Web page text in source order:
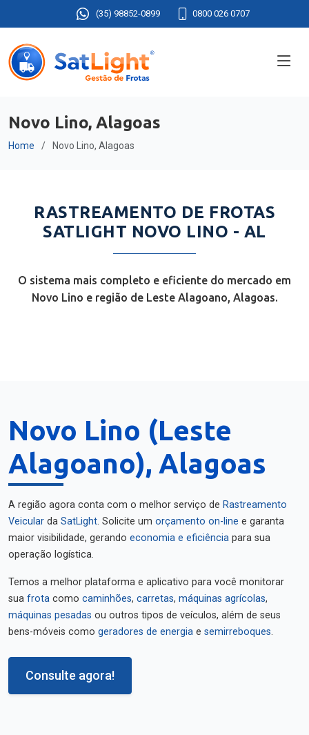
(35) 98852-0899 0800 026 0707
Novo Lino, Alagoas
Home Novo Lino, Alagoas
RASTREAMENTO DE FROTAS
SATLIGHT NOVO LINO - AL
O sistema mais completo e eficiente do mercado em
Novo Lino e região de Leste Alagoano, Alagoas.
Novo Lino (Leste
Alagoano), Alagoas
A região agora conta com o melhor serviço de Rastreamento
Veicular da SatLight. Solicite um orçamento on-line e garanta
maior visibilidade, gerando economia e eficiência para sua
operação logística.
Temos a melhor plataforma e aplicativo para você monitorar
sua frota como caminhões, carretas, máquinas agrícolas,
máquinas pesadas ou outros tipos de veículos, além de seus
bens-móveis como geradores de energia e semirreboques.
Consulte agora!